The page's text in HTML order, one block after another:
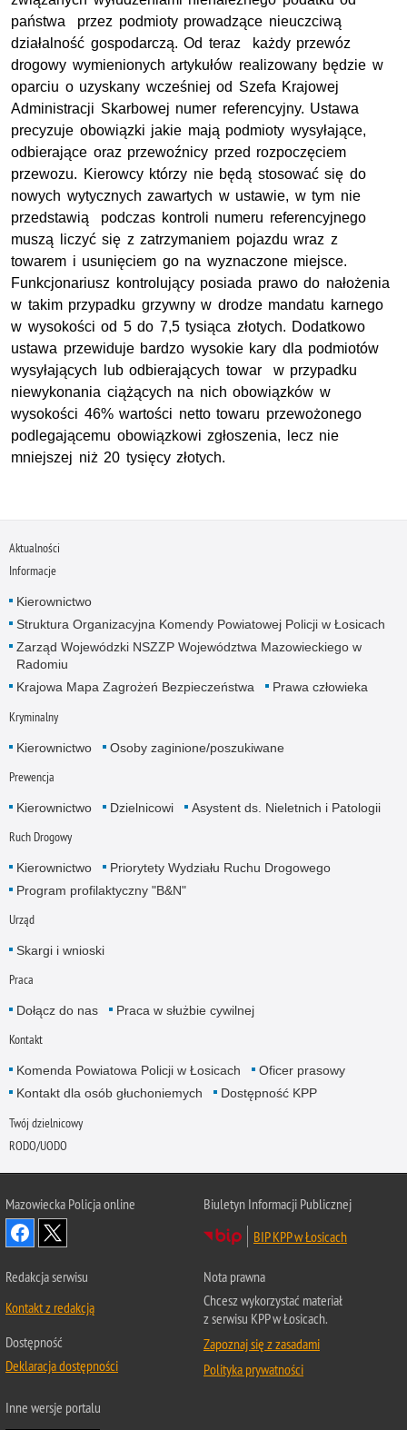
państwa przez podmioty prowadzące nieuczciwą
działalność gospodarczą. Od teraz każdy przewóz
drogowy wymienionych artykułów realizowany będzie w
oparciu o uzyskany wcześniej od Szefa Krajowej
Administracji Skarbowej numer referencyjny. Ustawa
precyzuje obowiązki jakie mają podmioty wysyłające,
odbierające oraz przewoźnicy przed rozpoczęciem
przewozu. Kierowcy którzy nie będą stosować się do
nowych wytycznych zawartych w ustawie, w tym nie
przedstawią podczas kontroli numeru referencyjnego
muszą liczyć się z zatrzymaniem pojazdu wraz z
towarem i usunięciem go na wyznaczone miejsce.
Funkcjonariusz kontrolujący posiada prawo do nałożenia
w takim przypadku grzywny w drodze mandatu karnego
w wysokości od 5 do 7,5 tysiąca złotych. Dodatkowo
ustawa przewiduje bardzo wysokie kary dla podmiotów
wysyłających lub odbierających towar w przypadku
niewykonania ciążących na nich obowiązków w
wysokości 46% wartości netto towaru przewożonego
podlegającemu obowiązkowi zgłoszenia, lecz nie
mniejszej niż 20 tysięcy złotych.
Aktualności
Informacje
Kierownictwo
Struktura Organizacyjna Komendy Powiatowej Policji w Łosicach
Zarząd Wojewódzki NSZZP Województwa Mazowieckiego w
Radomiu
Krajowa Mapa Zagrożeń Bezpieczeństwa
Prawa człowieka
Kryminalny
Kierownictwo Osoby zaginione/poszukiwane
Prewencja
Kierownictwo Dzielnicowi Asystent ds. Nieletnich i Patologii
Ruch Drogowy
Kierownictwo
Priorytety Wydziału Ruchu Drogowego
Program profilaktyczny "B&N"
Urząd
Skargi i wnioski
Praca
Dołącz do nas Praca w służbie cywilnej
Kontakt
Komenda Powiatowa Policji w Łosicach
Oficer prasowy
Kontakt dla osób głuchoniemych
Dostępność KPP
Twój dzielnicowy
RODO/UODO
Mazowiecka Policja online
Biuletyn Informacji Publicznej
BIP KPP w Łosicach
Redakcja serwisu
Kontakt z redakcją
Dostępność
Deklaracja dostępności
Nota prawna
Chcesz wykorzystać materiał
z serwisu KPP w Łosicach.
Zapoznaj się z zasadami
Polityka prywatności
Inne wersje portalu